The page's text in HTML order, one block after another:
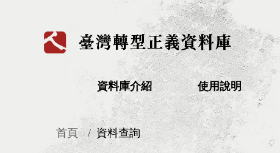
資料庫介紹 使用說明
首頁 資料查詢